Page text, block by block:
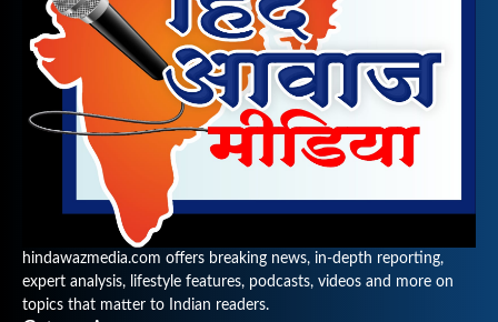
hindawazmedia.com offers breaking news, in-depth reporting,
expert analysis, lifestyle features, podcasts, videos and more on
topics that matter to Indian readers.